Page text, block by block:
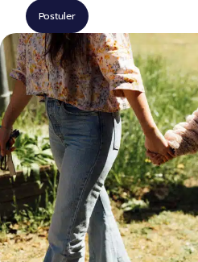
Postuler